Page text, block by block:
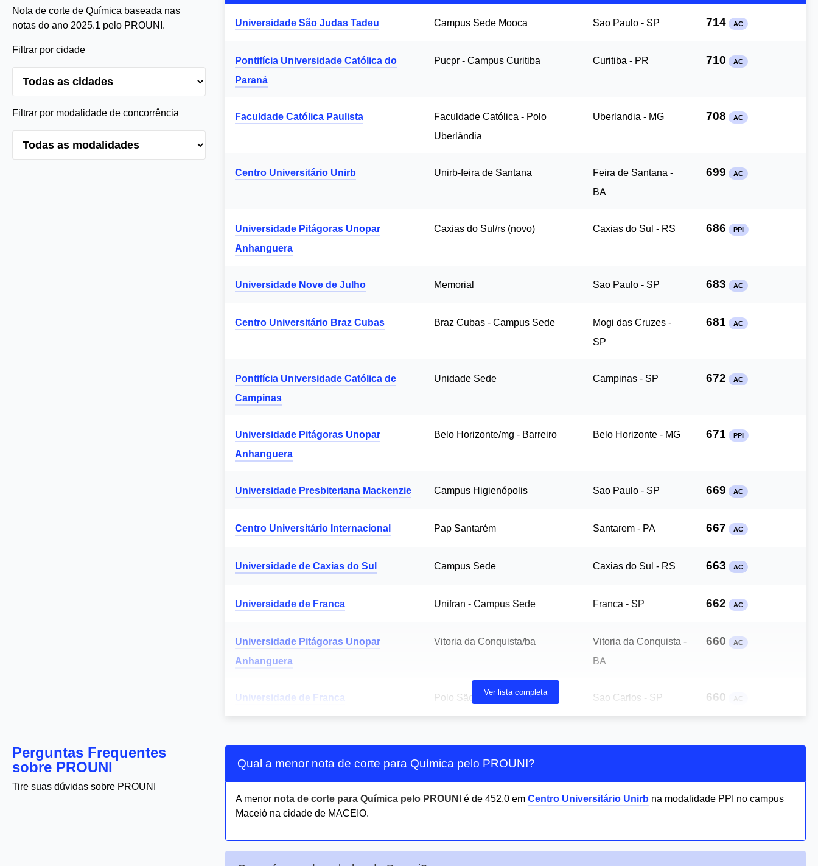
Nota de corte de Química baseada nas
notas do ano 2025.1 pelo PROUNI.
Filtrar por cidade
Filtrar por modalidade de concorrência
Ver lista completa
Universidade São Judas Tadeu Campus Sede Mooca Sao Paulo - SP 714 AC
Pontifícia Universidade Católica do
Paraná
Pucpr - Campus Curitiba Curitiba - PR 710 AC
Faculdade Católica Paulista
Faculdade Católica - Polo
Uberlândia
Uberlandia - MG 708 AC
Centro Universitário Unirb Unirb-feira de Santana
Feira de Santana -
BA
699 AC
Universidade Pitágoras Unopar
Anhanguera
Caxias do Sul/rs (novo) Caxias do Sul - RS 686 PPI
Universidade Nove de Julho Memorial Sao Paulo - SP 683 AC
Centro Universitário Braz Cubas Braz Cubas - Campus Sede
Mogi das Cruzes -
SP
681 AC
Pontifícia Universidade Católica de
Campinas
Unidade Sede Campinas - SP 672 AC
Universidade Pitágoras Unopar
Anhanguera
Belo Horizonte/mg - Barreiro Belo Horizonte - MG 671 PPI
Universidade Presbiteriana Mackenzie Campus Higienópolis Sao Paulo - SP 669 AC
Centro Universitário Internacional Pap Santarém Santarem - PA 667 AC
Universidade de Caxias do Sul Campus Sede Caxias do Sul - RS 663 AC
Universidade de Franca Unifran - Campus Sede Franca - SP 662 AC
Universidade Pitágoras Unopar
Anhanguera
Vitoria da Conquista/ba
Vitoria da Conquista -
BA
660 AC
Universidade de Franca Polo São Carlos Sao Carlos - SP 660 AC
Perguntas Frequentes
sobre PROUNI
Tire suas dúvidas sobre PROUNI
Qual a menor nota de corte para Química pelo PROUNI?
A menor nota de corte para Química pelo PROUNI é de 452.0 em Centro Universitário Unirb na modalidade PPI no campus
Maceió na cidade de MACEIO.